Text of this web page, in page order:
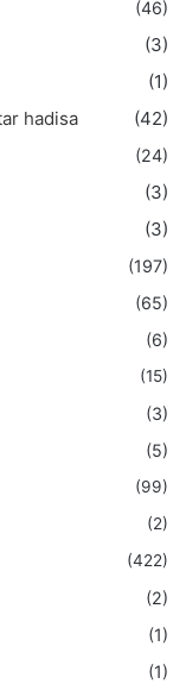
(46)
(3)
(1)
hadisa
(42)
(24)
(3)
(3)
(197)
(65)
(6)
(15)
(3)
(5)
(99)
(2)
(422)
(2)
(1)
(1)